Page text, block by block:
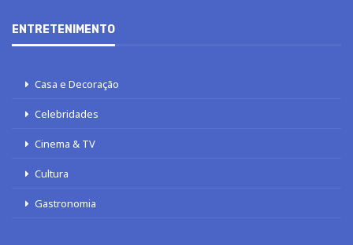
ENTRETENIMENTO
Casa e Decoração
Celebridades
Cinema & TV
Cultura
Gastronomia